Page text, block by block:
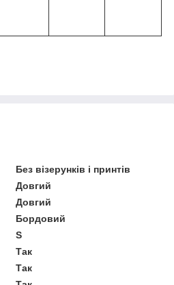
Без візерунків і принтів
Довгий
Довгий
Бордовий
S
Так
Так